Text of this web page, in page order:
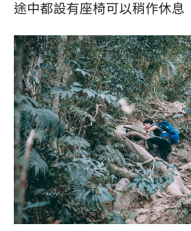
途中都設有座椅可以稍作休息